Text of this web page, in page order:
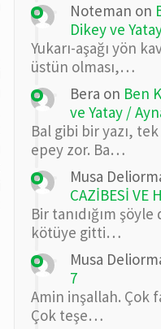
Noteman on
Dikey ve
Yukarı-aşağı yön
üstün olması,…
Bera on Ben
ve Yatay /
Bal gibi bir yazı,
epey zor. Ba…
Musa
CAZİBESİ VE
Bir tanıdığım
kötüye gitti…
Musa
7
Amin inşallah. Çok
Çok teşe…